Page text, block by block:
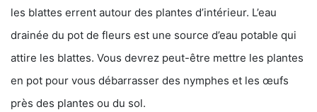
les blattes errent autour des plantes d’intérieur. L’eau
drainée du pot de fleurs est une source d’eau potable qui
attire les blattes. Vous devrez peut-être mettre les plantes
en pot pour vous débarrasser des nymphes et les œufs
près des plantes ou du sol.